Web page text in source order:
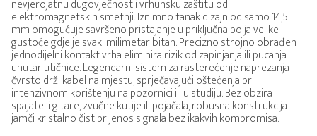
nevjerojatnu dugovječnost i vrhunsku zaštitu od
elektromagnetskih smetnji. Iznimno tanak dizajn od samo 14,5
mm omogućuje savršeno pristajanje u priključna polja velike
gustoće gdje je svaki milimetar bitan. Precizno strojno obrađen
jednodijelni kontakt vrha eliminira rizik od zapinjanja ili pucanja
unutar utičnice. Legendarni sistem za rasterećenje naprezanja
čvrsto drži kabel na mjestu, sprječavajući oštećenja pri
intenzivnom korištenju na pozornici ili u studiju. Bez obzira
spajate li gitare, zvučne kutije ili pojačala, robusna konstrukcija
jamči kristalno čist prijenos signala bez ikakvih kompromisa.